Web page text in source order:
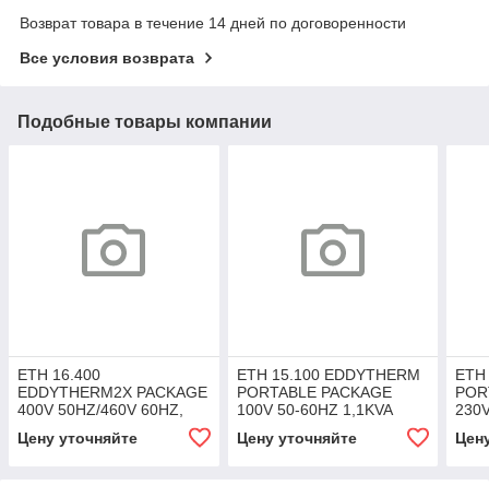
Возврат товара в течение 14 дней по договоренности
Все условия возврата
Подобные товары компании
ETH 16.400
EDDYTHERM2X PACKAGE
400V 50HZ/460V 60HZ,
Цену уточняйте
ETH 15.100 EDDYTHERM
PORTABLE PACKAGE
100V 50-60HZ 1,1KVA
Цену уточняйте